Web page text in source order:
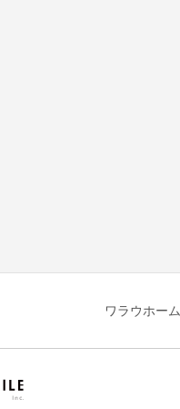
ワラウホーム